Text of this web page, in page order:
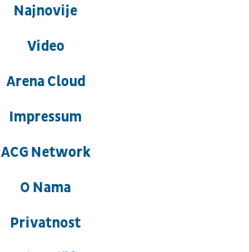
Najnovije
Video
Arena Cloud
Impressum
ACG Network
O Nama
Privatnost